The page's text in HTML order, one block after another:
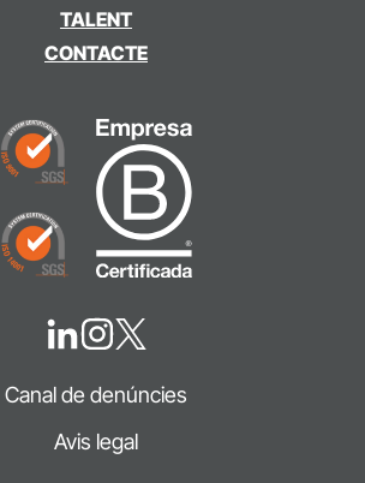
TALENT
CONTACTE
Canal de denúncies
Avis legal